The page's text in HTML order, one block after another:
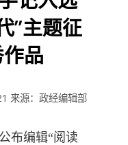
”主题征
品
来源：政经编辑部
布编辑“阅读